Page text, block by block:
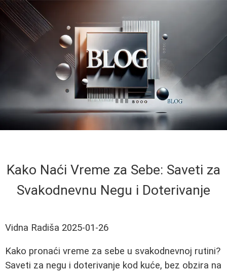
Kako Naći Vreme za Sebe: Saveti za
Svakodnevnu Negu i Doterivanje
Vidna Radiša 2025-01-26
Kako pronaći vreme za sebe u svakodnevnoj rutini?
Saveti za negu i doterivanje kod kuće, bez obzira na